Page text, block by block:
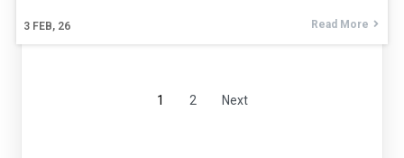
3 FEB, 26 Read More
1 2 Next